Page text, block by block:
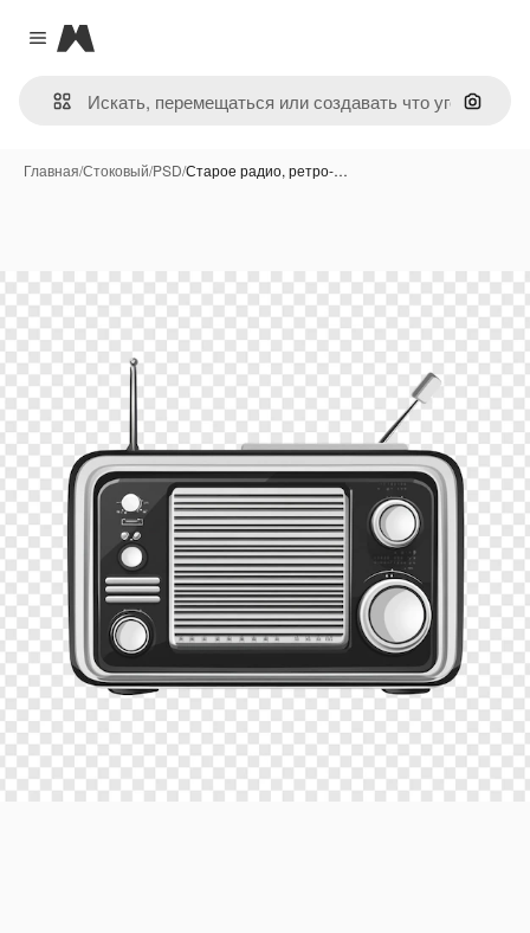
Close menu
Magnific
Поиск
Главная/Стоковый/PSD/Старое радио, ретро-…